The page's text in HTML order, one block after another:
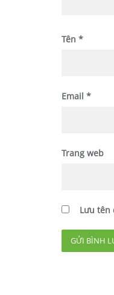
Tên *
Email *
Trang web
Lưu tên